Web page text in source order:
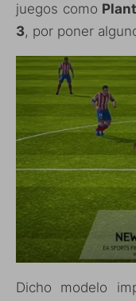
juegos como
3, por poner
Dicho modelo